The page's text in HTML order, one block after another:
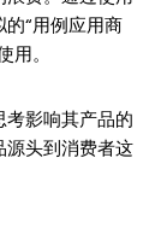
“用例应用商
。
影响其产品的
源头到消费者这